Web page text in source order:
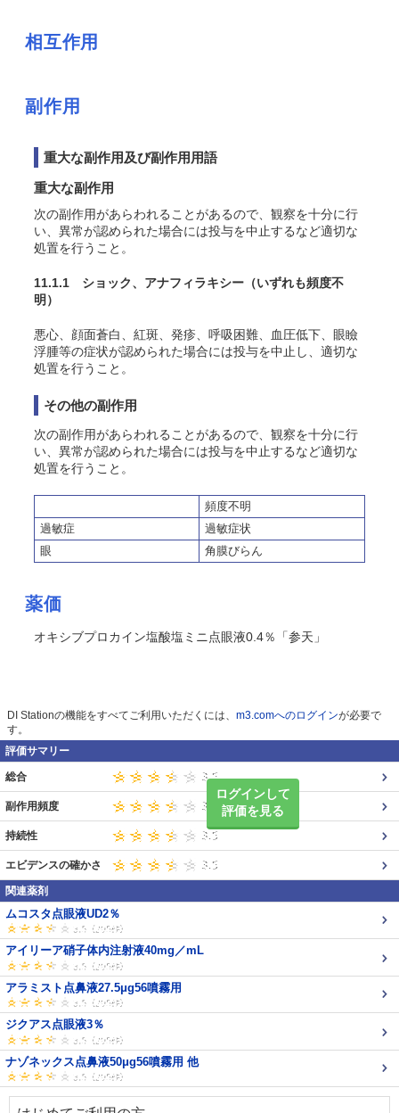
相互作用
副作用
重大な副作用及び副作用用語
重大な副作用
次の副作用があらわれることがあるので、観察を十分に行
い、異常が認められた場合には投与を中止するなど適切な
処置を行うこと。
11.1.1 ショック、アナフィラキシー （いずれも頻度不
明）
悪心、顔面蒼白、紅斑、発疹、呼吸困難、血圧低下、眼瞼
浮腫等の症状が認められた場合には投与を中止し、適切な
処置を行うこと。
その他の副作用
次の副作用があらわれることがあるので、観察を十分に行
い、異常が認められた場合には投与を中止するなど適切な
処置を行うこと。
頻度不明
過敏症
過敏症状
眼
角膜びらん
薬価
オキシブプロカイン塩酸塩ミニ点眼液0.4％「参天」
DI Stationの機能をすべてご利用いただくには、 m3.comへのログインが必要で
す。
評価サマリー
ログインして
評価を見る
総合
副作用頻度
持続性
エビデンスの確かさ
関連薬剤
ムコスタ点眼液UD2％
アイリーア硝子体内注射液40mg／mL
アラミスト点鼻液27.5μg56噴霧用
ジクアス点眼液3％
ナゾネックス点鼻液50μg56噴霧用 他